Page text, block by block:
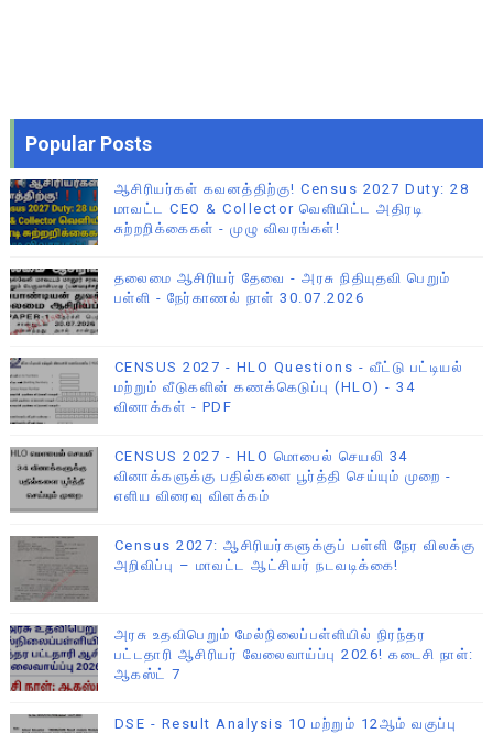
Popular Posts
ஆசிரியர்கள் கவனத்திற்கு! Census 2027 Duty: 28
மாவட்ட CEO & Collector வெளியிட்ட அதிரடி
சுற்றறிக்கைகள் - முழு விவரங்கள்!
தலைமை ஆசிரியர் தேவை - அரசு நிதியுதவி பெறும்
பள்ளி - நேர்காணல் நாள் 30.07.2026
CENSUS 2027 - HLO Questions - வீட்டு பட்டியல்
மற்றும் வீடுகளின் கணக்கெடுப்பு (HLO) - 34
வினாக்கள் - PDF
CENSUS 2027 - HLO மொபைல் செயலி 34
வினாக்களுக்கு பதில்களை பூர்த்தி செய்யும் முறை -
எளிய விரைவு விளக்கம்
Census 2027: ஆசிரியர்களுக்குப் பள்ளி நேர விலக்கு
அறிவிப்பு – மாவட்ட ஆட்சியர் நடவடிக்கை!
அரசு உதவிபெறும் மேல்நிலைப்பள்ளியில் நிரந்தர
பட்டதாரி ஆசிரியர் வேலைவாய்ப்பு 2026! கடைசி நாள்:
ஆகஸ்ட் 7
DSE - Result Analysis 10 மற்றும் 12ஆம் வகுப்பு